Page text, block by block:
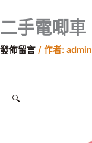
至
主
要
二手電唧車
發佈留言 / 作者: admin
🔍